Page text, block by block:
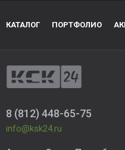
КАТАЛОГ ПОРТФОЛИО
8 (812) 448-65-75
info@ksk24.ru